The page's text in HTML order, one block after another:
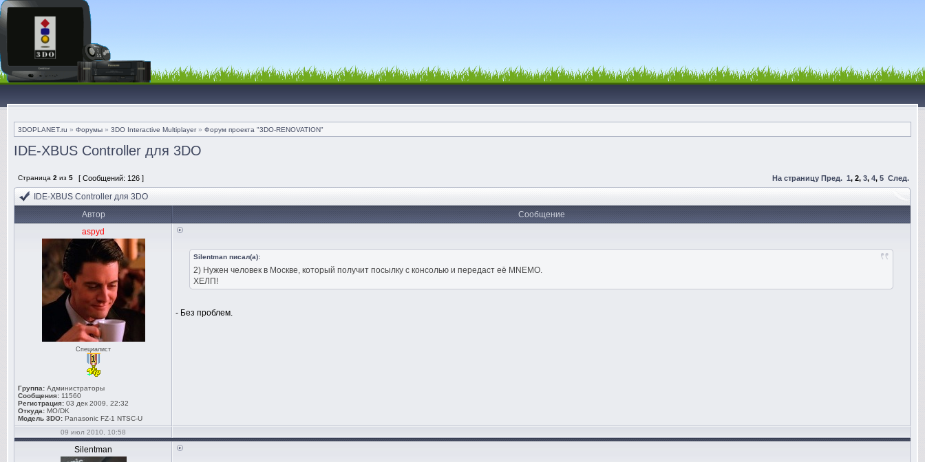
3DOPLANET.ru » Форумы » 3DO Interactive Multiplayer» Форум проекта "3DO-RENOVATION"
IDE-ХBUS Controller для 3DO
Страница 2 из 5 [ Сообщений: 126 ] На страницу Пред. 1, 2, 3, 4, 5 След.
IDE-ХBUS Controller для 3DO
Автор
Сообщение
aspyd
Специалист
Группа: Администраторы
Сообщения: 11560
Регистрация: 03 дек 2009, 22:32
Откуда: MO/DK
Модель 3DO: Panasonic FZ-1 NTSC-U
Silentman писал(а):
2) Нужен человек в Москве, который получит посылку с консолью и передаст её МNEMO.
ХЕЛП!
- Без проблем.
09 июл 2010, 10:58
Silentman